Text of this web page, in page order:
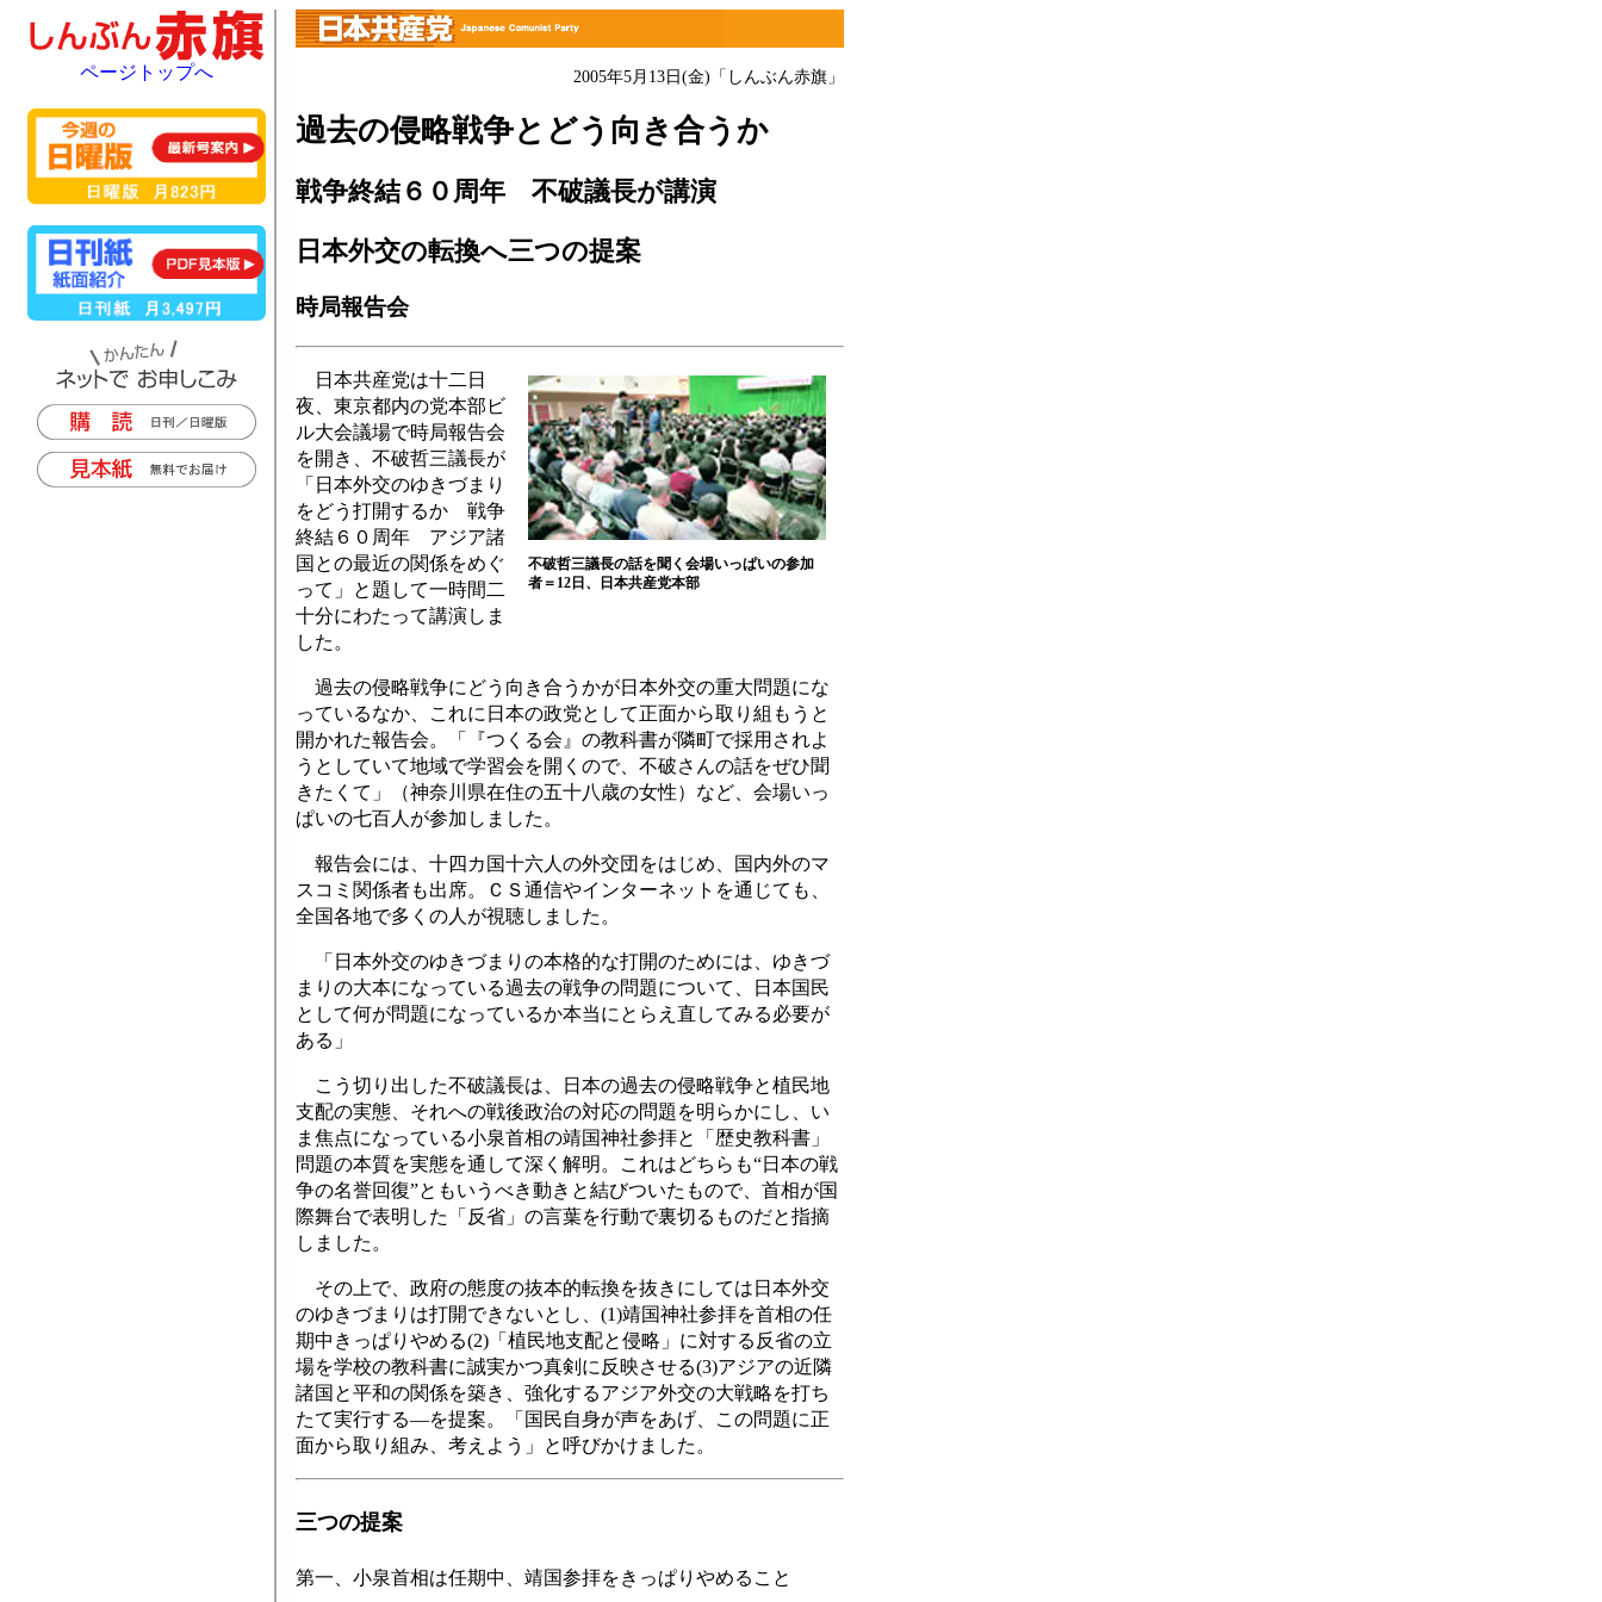
2005年5月13日(金)「しんぶん赤旗」
過去の侵略戦争とどう向き合うか
戦争終結６０周年 不破議長が講演
日本外交の転換へ三つの提案
時局報告会
不破哲三議長の話を聞く会場いっぱいの参加
者＝12日、日本共産党本部
日本共産党は十二日
夜、東京都内の党本部ビ
ル大会議場で時局報告会
を開き、不破哲三議長が
「日本外交のゆきづまり
をどう打開するか 戦争
終結６０周年 アジア諸
国との最近の関係をめぐ
って」と題して一時間二
十分にわたって講演しま
した。
過去の侵略戦争にどう向き合うかが日本外交の重大問題にな
っているなか、これに日本の政党として正面から取り組もうと
開かれた報告会。「『つくる会』の教科書が隣町で採用されよ
うとしていて地域で学習会を開くので、不破さんの話をぜひ聞
きたくて」（神奈川県在住の五十八歳の女性）など、会場いっ
ぱいの七百人が参加しました。
報告会には、十四カ国十六人の外交団をはじめ、国内外のマ
スコミ関係者も出席。ＣＳ通信やインターネットを通じても、
全国各地で多くの人が視聴しました。
「日本外交のゆきづまりの本格的な打開のためには、ゆきづ
まりの大本になっている過去の戦争の問題について、日本国民
として何が問題になっているか本当にとらえ直してみる必要が
ある」
こう切り出した不破議長は、日本の過去の侵略戦争と植民地
支配の実態、それへの戦後政治の対応の問題を明らかにし、い
ま焦点になっている小泉首相の靖国神社参拝と「歴史教科書」
問題の本質を実態を通して深く解明。これはどちらも“日本の戦
争の名誉回復”ともいうべき動きと結びついたもので、首相が国
際舞台で表明した「反省」の言葉を行動で裏切るものだと指摘
しました。
その上で、政府の態度の抜本的転換を抜きにしては日本外交
のゆきづまりは打開できないとし、(1)靖国神社参拝を首相の任
期中きっぱりやめる(2)「植民地支配と侵略」に対する反省の立
場を学校の教科書に誠実かつ真剣に反映させる(3)アジアの近隣
諸国と平和の関係を築き、強化するアジア外交の大戦略を打ち
たて実行する―を提案。「国民自身が声をあげ、この問題に正
面から取り組み、考えよう」と呼びかけました。
三つの提案
第一、小泉首相は任期中、靖国参拝をきっぱりやめること
ページトップへ